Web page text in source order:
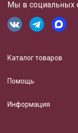
Мы в социальных
Каталог товаров
Помощь
Информация